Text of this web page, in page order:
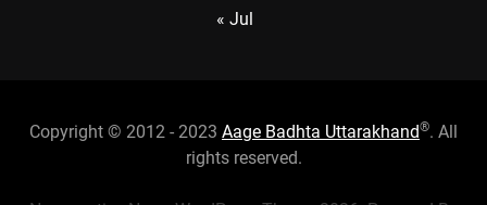
« Jul
Copyright © 2012 - 2023 Aage Badhta Uttarakhand®. All
rights reserved.